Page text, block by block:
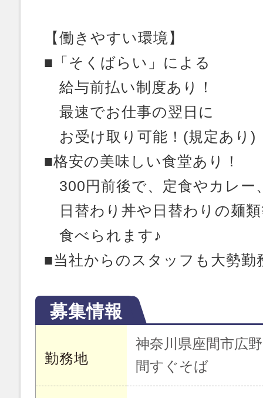
【働きやすい環境】
■「そくばらい」による
給与前払い制度あり！
最速でお仕事の翌日に
お受け取り可能！(規定あり)
■格安の美味しい食堂あり！
300円前後で、定食やカレー
日替わり丼や日替わりの麺
食べられます♪
■当社からのスタッフも大勢勤
募集情報
勤務地
神奈川県座間市広
間すぐそば